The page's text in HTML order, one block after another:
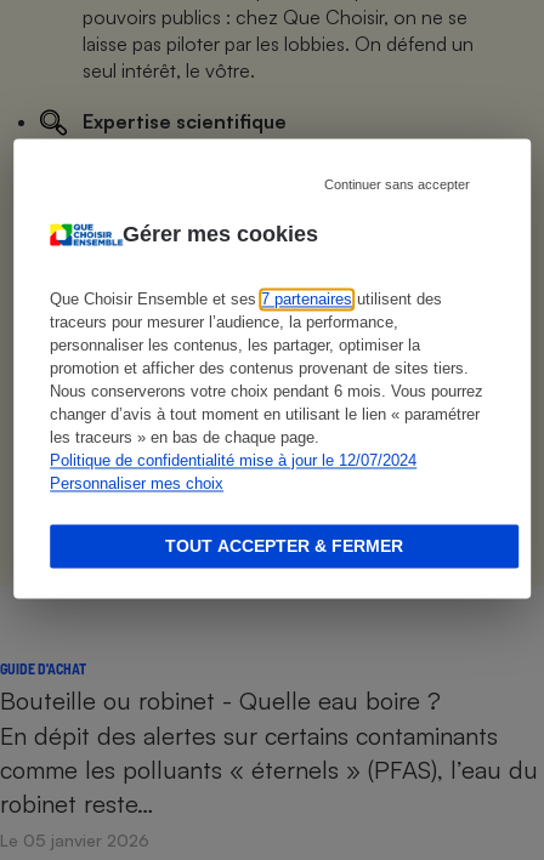
Gérer mes cookies
Que Choisir Ensemble et ses7 partenaires utilisent des
traceurs pour mesurer l’audience, la performance,
personnaliser les contenus, les partager, optimiser la
promotion et afficher des contenus provenant de sites tiers.
Nous conserverons votre choix pendant 6 mois. Vous pourrez
changer d’avis à tout moment en utilisant le lien « paramétrer
les traceurs » en bas de chaque page.
Politique de confidentialité mise à jour le 12/07/2024
Personnaliser mes choix
Continuer sans accepter
TOUT ACCEPTER & FERMER
pouvoirs publics : chez Que Choisir, on ne se
laisse pas piloter par les lobbies. On défend un
seul intérêt, le vôtre.
Expertise scientifique
Produits achetés anonymement dans le
commerce, et testés en laboratoire : notre
la valeur propre du produit. Nos tests sont
impartiaux. Vraiment !
Accédez à tout. Tout de suite.
Tous nos tests sont accessibles immédiatement
après vous êtres abonner. Ne perdez pas de
temps, et examinez les différents produits que
nous testons pour vous. N’attendez plus !
GUIDE D'ACHAT
Bouteille ou robinet - Quelle eau boire ?
En dépit des alertes sur certains contaminants
comme les polluants « éternels » (PFAS), l’eau du
robinet reste…
Le 05 janvier 2026